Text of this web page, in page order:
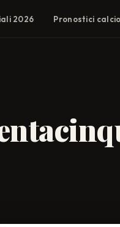
2026 Pronostici calcio